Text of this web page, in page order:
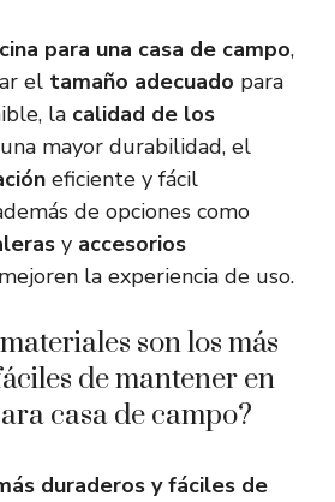
para una casa de campo,
el tamaño adecuado para
la calidad de los
mayor durabilidad, el
eficiente y fácil
de opciones como
y accesorios
la experiencia de uso.
son los más
de mantener en
casa de campo?
duraderos y fáciles de